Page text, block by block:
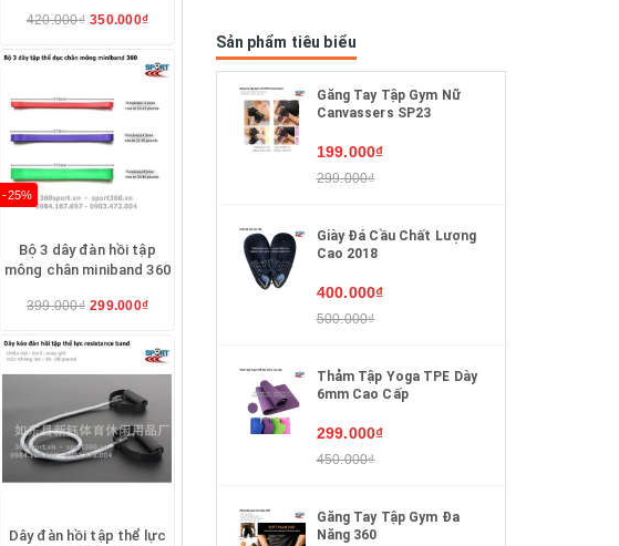
420.000₫ 350.000₫
-25%
Bộ 3 dây đàn hồi tập
mông chân miniband 360
399.000₫ 299.000₫
Dây đàn hồi tập thể lực
Sản phẩm tiêu biểu
Găng Tay Tập Gym Nữ
Canvassers SP23
199.000₫
299.000₫
Giày Đá Cầu Chất Lượng
Cao 2018
400.000₫
500.000₫
Thảm Tập Yoga TPE Dày
6mm Cao Cấp
299.000₫
450.000₫
Găng Tay Tập Gym Đa
Năng 360